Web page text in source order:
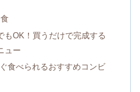
もOK！買うだけで完成する
ュー
食べられるおすすめコンビ